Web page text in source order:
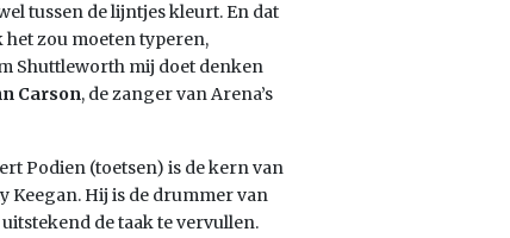
tussen de lijntjes kleurt. En dat
het zou moeten typeren,
Shuttleworth mij doet denken
Carson, de zanger van Arena’s
Podien (toetsen) is de kern van
Keegan. Hij is de drummer van
de taak te vervullen.